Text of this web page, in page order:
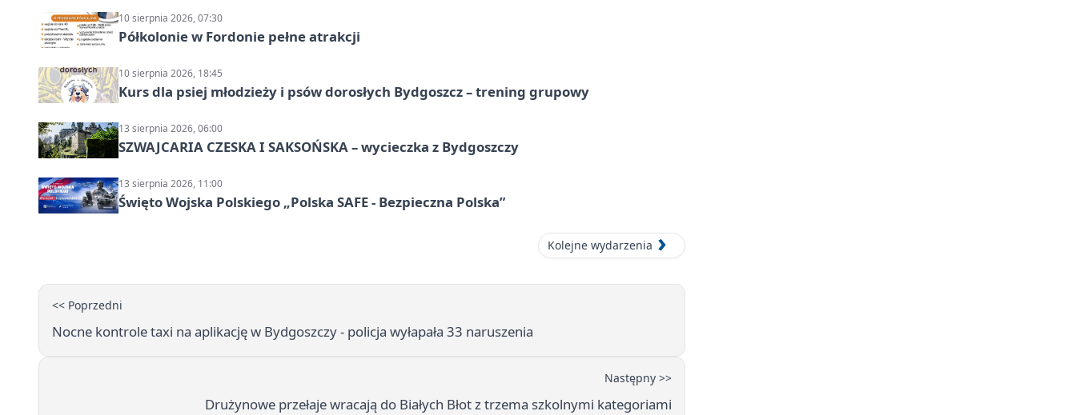
10 sierpnia 2026, 07:30
Półkolonie w Fordonie pełne atrakcji
10 sierpnia 2026, 18:45
Kurs dla psiej młodzieży i psów dorosłych Bydgoszcz – trening grupowy
13 sierpnia 2026, 06:00
SZWAJCARIA CZESKA I SAKSOŃSKA – wycieczka z Bydgoszczy
13 sierpnia 2026, 11:00
Święto Wojska Polskiego „Polska SAFE - Bezpieczna Polska”
Kolejne wydarzenia
<< Poprzedni
Nocne kontrole taxi na aplikację w Bydgoszczy - policja wyłapała 33 naruszenia
Następny >>
Drużynowe przełaje wracają do Białych Błot z trzema szkolnymi kategoriami